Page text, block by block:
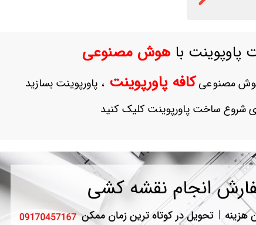
پاوپوینت باهوش مصنوعی
کافه پاورپوینت، پاورپوینت بسازید
شروع ساخت پاورپوینت کلیک کنید